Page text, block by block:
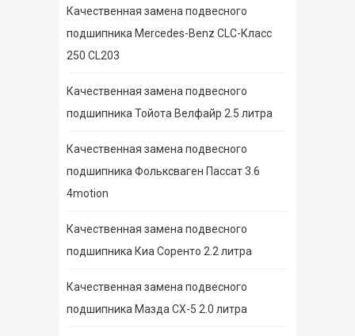
Качественная замена подвесного
подшипника Mercedes-Benz CLC-Класс
250 CL203
Качественная замена подвесного
подшипника Тойота Велфайр 2.5 литра
Качественная замена подвесного
подшипника Фольксваген Пассат 3.6
4motion
Качественная замена подвесного
подшипника Киа Соренто 2.2 литра
Качественная замена подвесного
подшипника Мазда СХ-5 2.0 литра